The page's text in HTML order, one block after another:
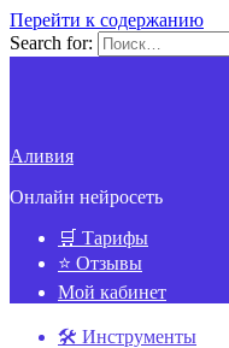
Перейти к содержанию
Search for:
Аливия
Онлайн нейросеть
🛒 Тарифы
⭐ Отзывы
Мой кабинет
🛠️ Инструменты